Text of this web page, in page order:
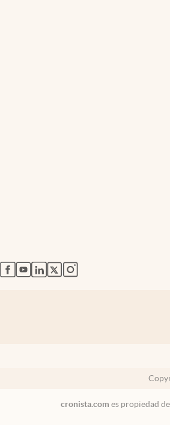
abre en nueva pestaña
abre en nueva pestaña
abre en nueva pestaña
abre en nueva pestaña
abre en nueva pestaña
cronista.com es propiedad